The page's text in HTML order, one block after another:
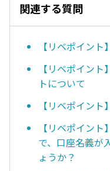
関連する質問
【リベポイン
【リベポイン
トについて
【リベポイン
【リベポイン
で、口座名義が
ょうか？